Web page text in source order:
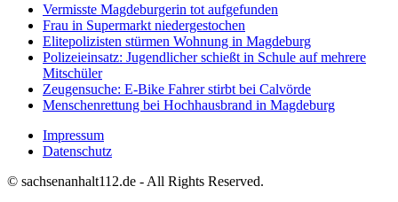
Vermisste Magdeburgerin tot aufgefunden
Frau in Supermarkt niedergestochen
Elitepolizisten stürmen Wohnung in Magdeburg
Polizeieinsatz: Jugendlicher schießt in Schule auf mehrere
Mitschüler
Zeugensuche: E-Bike Fahrer stirbt bei Calvörde
Menschenrettung bei Hochhausbrand in Magdeburg
Impressum
Datenschutz
© sachsenanhalt112.de - All Rights Reserved.